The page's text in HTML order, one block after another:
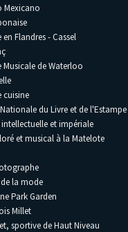
Mexicano
Flandres - Cassel
Musicale de Waterloo
cuisine
du Livre et de l'Estampe
intellectuelle et impériale
et musical à la Matelote
la mode
Park Garden
Millet
sportive de Haut Niveau